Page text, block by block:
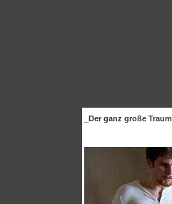
_Der ganz große Traum